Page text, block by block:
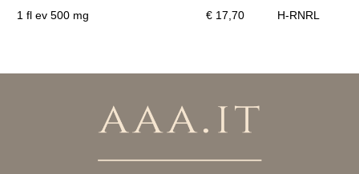
1 fl ev 500 mg
€ 17,70 H-RNRL